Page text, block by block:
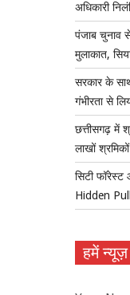
अधिकारी
पंजाब चुनाव
मुलाकात,
सरकार के
गंभीरता से
छत्तीसगढ़ में
लाखों
सिटी फॉरेस्ट
Hidden Pull
हमें